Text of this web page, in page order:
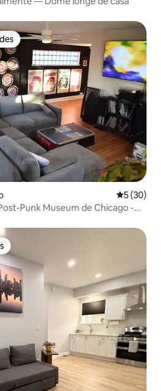
dos hóspedes
5 de uma
5 (30)
Punk Museum de Chicago -